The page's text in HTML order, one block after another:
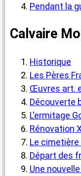
Pendant la
Calvaire
Historique
Les Pères
Œuvres art.
Découverte
L'ermitage
Rénovation
Le cimetière
Départ des
Une